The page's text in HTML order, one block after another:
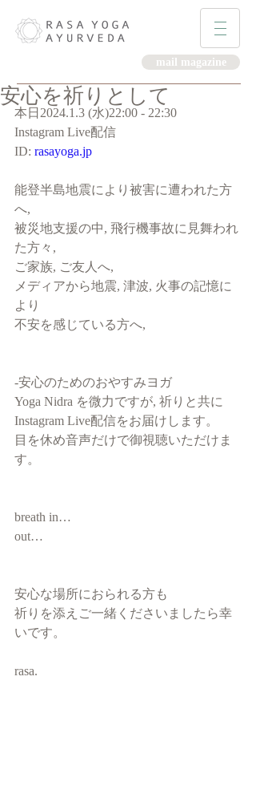
mail magazine
安心を祈りとして
本日2024.1.3 (水)22:00 - 22:30
Instagram Live配信
ID: rasayoga.jp
能登半島地震により被害に遭われた方
へ,
被災地支援の中, 飛行機事故に見舞われ
た方々,
ご家族, ご友人へ,
メディアから地震, 津波, 火事の記憶に
より
不安を感じている方へ,
-安心のためのおやすみヨガ
Yoga Nidra を微力ですが, 祈りと共に
Instagram Live配信をお届けします。
目を休め音声だけで御視聴いただけま
す。
breath in…
out…
安心な場所におられる方も
祈りを添えご一緒くださいましたら幸
いです。
rasa.